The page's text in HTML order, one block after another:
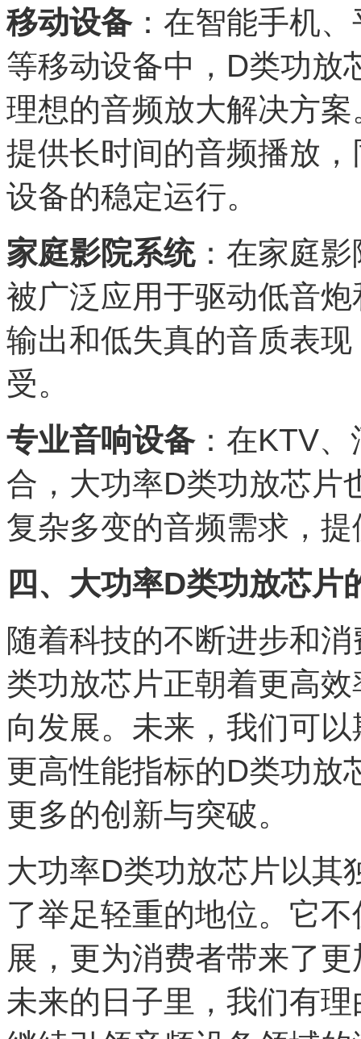
移动设备：在智能手机
等移动设备中，D类功放
理想的音频放大解决方
提供长时间的音频播放
设备的稳定运行。
家庭影院系统：在家庭
被广泛应用于驱动低音
输出和低失真的音质表
受。
专业音响设备：在KTV、
合，大功率D类功放芯片
复杂多变的音频需求，
四、大功率D类功放芯片
随着科技的不断进步和
类功放芯片正朝着更高
向发展。未来，我们可
更高性能指标的D类功放
更多的创新与突破。
大功率D类功放芯片以其
了举足轻重的地位。它
展，更为消费者带来了
未来的日子里，我们有